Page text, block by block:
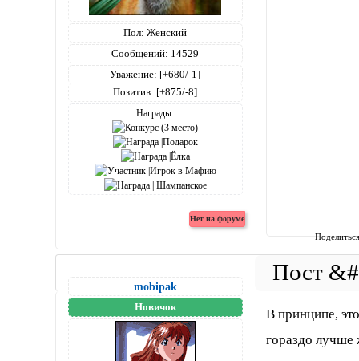
Пол: Женский
Сообщений: 14529
Уважение: [+680/-1]
Позитив: [+875/-8]
Награды:
mobipak
Новичок
В принципе,
гораздо лучше